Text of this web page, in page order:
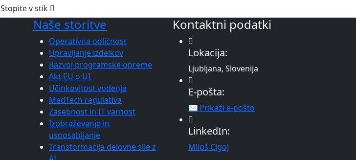
Stopite v stik
Naše storitve
Operativna odličnost
Upravljanje izdelkov
Razvoj programske opreme
Akt EU o UI
Učinkovitost vodenja
MedTech regulativa
Zasebnost in IT varnost
Izobraževanje in
usposabljanje
Transformacija delovne sile z
Kontaktni podatki
Lokacija:
Ljubljana, Slovenija
E-pošta:
✉ Prikaži e-pošto
LinkedIn:
Miloš Cigoj